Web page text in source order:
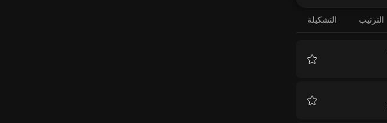
الترتيب التشكيلة